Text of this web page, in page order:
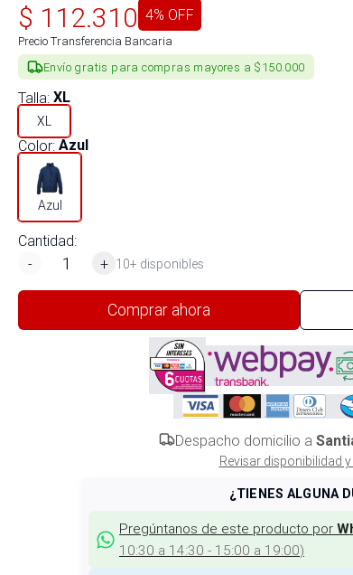
$ 112.310 4% OFF
Precio Transferencia Bancaria
Envío gratis para compras mayores a $150.000
Talla: XL
XL
Color: Azul
Azul
Cantidad:
-
+ 10+ disponibles
Comprar ahora
Despacho domicilio a
Revisar disponibilidad
¿TIENES ALGUNA
Pregúntanos de este producto por
10:30 a 14:30 - 15:00 a 19:00)